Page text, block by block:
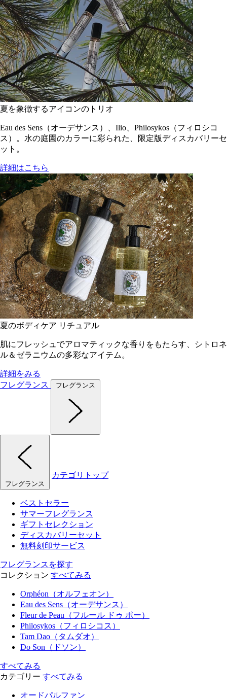
夏を象徴するアイコンのトリオ
Eau des Sens（オーデサンス）、Ilio、Philosykos（フィロシコ
ス）。水の庭園のカラーに彩られた、限定版ディスカバリーセ
ット。
詳細はこちら
夏のボディケア リチュアル
肌にフレッシュでアロマティックな香りをもたらす、シトロネ
ル＆ゼラニウムの多彩なアイテム。
詳細をみる
フレグランス
フレグランス
フレグランス
カテゴリトップ
ベストセラー
サマーフレグランス
ギフトセレクション
ディスカバリーセット
無料刻印サービス
フレグランスを探す
コレクション すべてみる
Orphéon（オルフェオン）
Eau des Sens（オーデサンス）
Fleur de Peau（フルール ドゥ ポー）
Philosykos（フィロシコス）
Tam Dao（タムダオ）
Do Son（ドソン）
すべてみる
カテゴリー すべてみる
オードパルファン